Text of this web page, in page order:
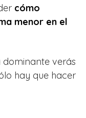
cómo
menor en el
dominante verás
hay que hacer